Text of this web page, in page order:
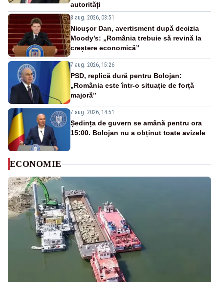
autorități
8 aug. 2026, 08:51
Nicușor Dan, avertisment după decizia
Moody’s: „România trebuie să revină la
creștere economică”
7 aug. 2026, 15:26
PSD, replică dură pentru Bolojan:
„România este într-o situație de forță
majoră”
7 aug. 2026, 14:51
Ședința de guvern se amână pentru ora
15:00. Bolojan nu a obținut toate avizele
ECONOMIE